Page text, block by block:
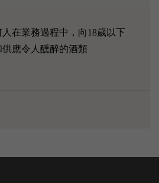
在業務過程中，向18歲以下
應令人醺醉的酒類